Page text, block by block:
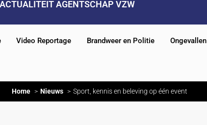
AGENTSCHAP VZW
Video Reportage Brandweer en Politie Ongevallen
Home Nieuws Sport, kennis en beleving op één event